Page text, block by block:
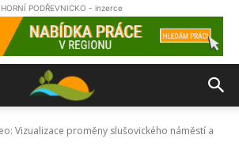
HORNÍ PODŘEVNICKO - inzerce
Vizualizace proměny slušovického náměstí a